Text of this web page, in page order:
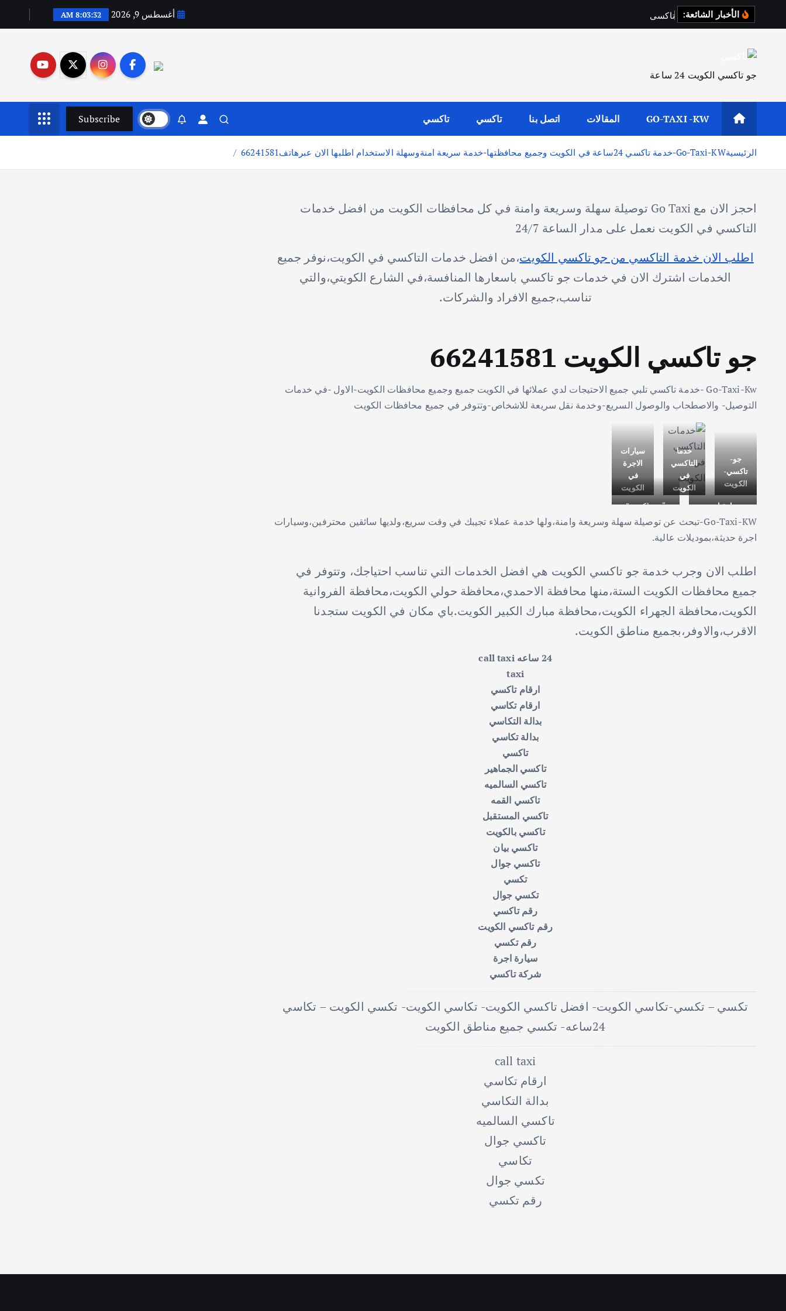
الأخبار الشائعة: تاكسي أغسطس 9, 2026 8:03:32 AM
جو تاكسي الكويت 24 ساعة
GO-TAXI -KW المقالات اتصل بنا تاكسي تاكسي Subscribe
الرئيسيةGo-Taxi-KW-خدمة تاكسي 24ساعة في الكويت وجميع محافظتها-خدمة سريعة امنةوسهلة الاستخدام اطلبها الان عبرهاتف66241581
احجز الان مع Go Taxi توصيلة سهلة وسريعة وامنة في كل محافظات الكويت من افضل خدمات
التاكسي في الكويت نعمل على مدار الساعة 24/7
اطلب الان خدمة التاكسي من جو تاكسي الكويت،من افضل خدمات التاكسي في الكويت،نوفر جميع
الخدمات اشترك الان في خدمات جو تاكسي باسعارها المنافسة،في الشارع الكويتي،والتي
تناسب،جميع الافراد والشركات.
جو تاكسي الكويت 66241581
Go-Taxi-Kw -خدمة تاكسي تلبي جميع الاحتيجات لدي عملائها في الكويت جميع وجميع محافظات الكويت-الاول -في خدمات
التوصيل- والاصطحاب والوصول السريع-وخدمة نقل سريعة للاشخاص-وتتوفر في جميع محافظات الكويت
جو-
تاكسي-
الكويت
خدما
التاكسي
في
الكويت
سيارات
الاجرة
في
الكويت
سيارة اجره
“جو تاكسي”
Go-Taxi-KW-تبحث عن توصيلة سهلة وسريعة وامنة،ولها خدمة عملاء تجيبك في وقت سريع،ولديها سائقين محترفين،وسيارات
اجرة حديثة،بموديلات عالية.
اطلب الان وجرب خدمة جو تاكسي الكويت هي افضل الخدمات التي تناسب احتياجك، وتتوفر في
جميع محافظات الكويت الستة،منها محافظة الاحمدي،محافظة حولي الكويت،محافظة الفروانية
الكويت،محافظة الجهراء الكويت،محافظة مبارك الكبير الكويت.باي مكان في الكويت ستجدنا
الاقرب،والاوفر،بجميع مناطق الكويت.
24 ساعه
call taxi
taxi
ارقام تاكسي
ارقام تكاسي
بدالة التكاسي
بدالة تكاسي
تاكسي
تاكسي الجماهير
تاكسي السالميه
تاكسي القمه
تاكسي المستقبل
تاكسي بالكويت
تاكسي بيان
تاكسي جوال
تكسي
تكسي جوال
رقم تاكسي
رقم تاكسي الكويت
رقم تكسي
سيارة اجرة
شركة تاكسي
تكسي – تكسي-تكاسي الكويت- افضل تاكسي الكويت- تكاسي الكويت- تكسي الكويت – تكاسي
24ساعه- تكسي جميع مناطق الكويت
call taxi
ارقام تكاسي
بدالة التكاسي
تاكسي السالميه
تاكسي جوال
تكاسي
تكسي جوال
رقم تكسي